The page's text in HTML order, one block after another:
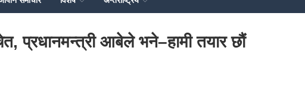
प्रधानमन्त्री आबेले भने–हामी तयार छौं